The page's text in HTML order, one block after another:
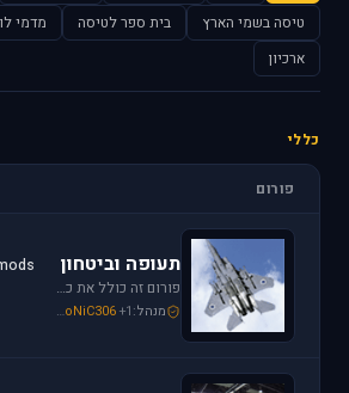
טיסה בשמי הארץ
בית ספר לטיסה מדמי
ארכיון
כללי
פורום
תעופה וביטחון
פורום זה כולל את כל נושאי התעופה האזרחית, הצבאית והבטחון בארץ ובעולם. ניתן לדון בכל נושא אקטואלי או היסטורי בתחומים אלו.
מנהל: SoNiC306+1